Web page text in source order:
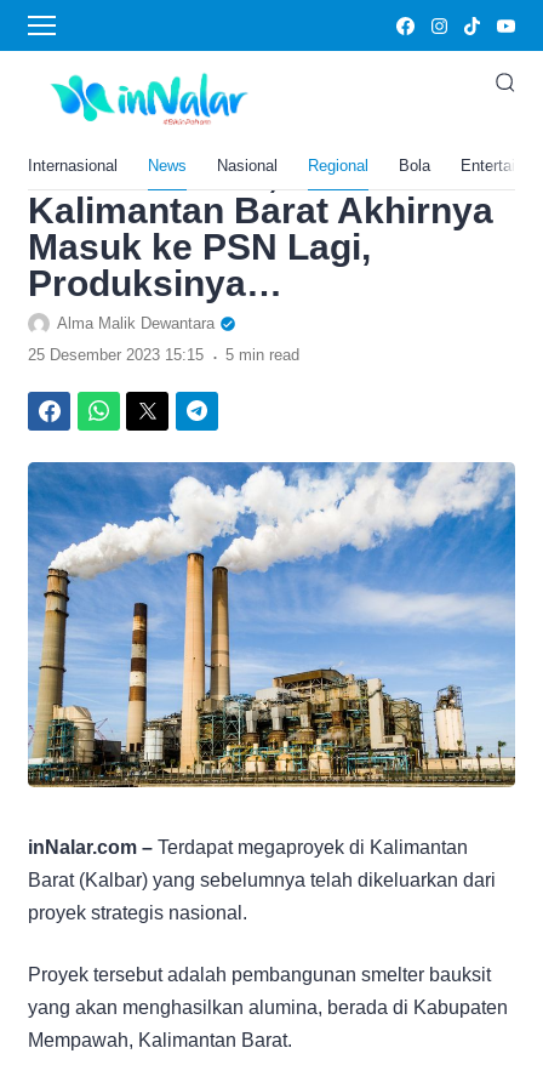
Internasional News Nasional Regional Bola
Home›News
Usai Mangkrak 16 Bulan
Karena China, Smelter
Bauksit USD1,7 Miliar di
Kalimantan Barat Akhirnya
Masuk ke PSN Lagi,
Produksinya…
Alma Malik Dewantara
25 Desember 2023 15:15 . 5 min read
inNalar.com – Terdapat megaproyek di Kalimantan
Barat (Kalbar) yang sebelumnya telah dikeluarkan dari
proyek strategis nasional.
Proyek tersebut adalah pembangunan smelter bauksit
yang akan menghasilkan alumina, berada di Kabupaten
Mempawah, Kalimantan Barat.